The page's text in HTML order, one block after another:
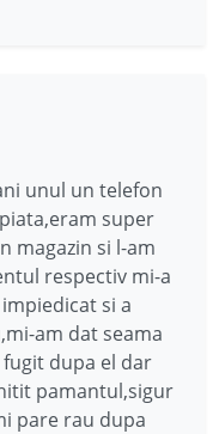
unul un telefon
super
magazin si l-am
respectiv mi-a
si a
am dat seama
dupa el dar
pamantul,sigur
pare rau dupa